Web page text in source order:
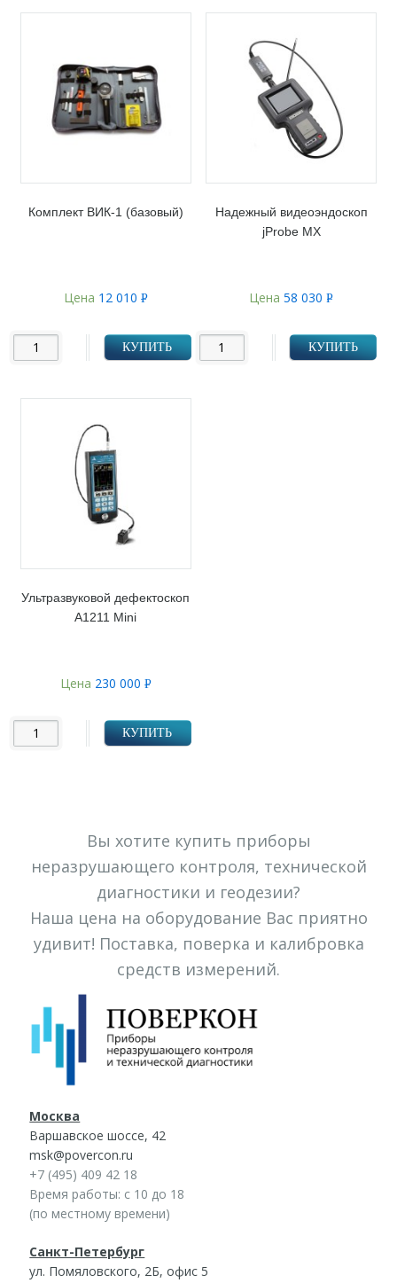
Комплект ВИК-1 (базовый)
Цена 12 010 Р
КУПИТЬ
Надежный видеоэндоскоп
jProbe MX
Цена58 030Р
КУПИТЬ
Ультразвуковой дефектоскоп
А1211 Mini
Цена 230 000 Р
КУПИТЬ
Вы хотите купить приборы
неразрушающего контроля, технической
диагностики и геодезии?
Наша цена на оборудование Вас приятно
удивит! Поставка, поверка и калибровка
средств измерений.
Москва
Варшавское шоссе, 42
msk@povercon.ru
+7 (495) 409 42 18
Время работы: с 10 до 18
(по местному времени)
Санкт-Петербург
ул. Помяловского, 2Б, офис 5